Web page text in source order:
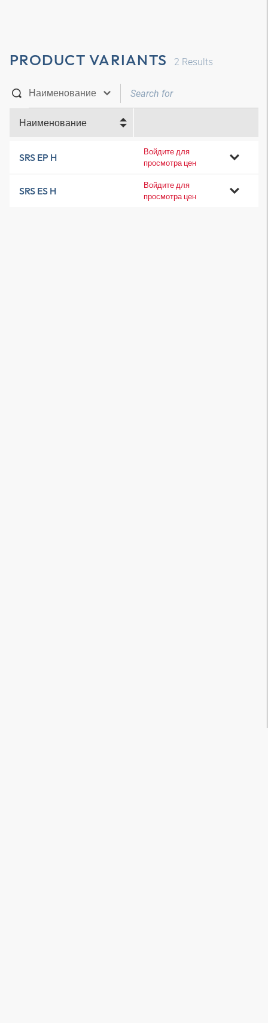
PRODUCT VARIANTS 2 Results
Наименование
SRS EP H
Войдите для
просмотра цен
SRS ES H
Войдите для
просмотра цен